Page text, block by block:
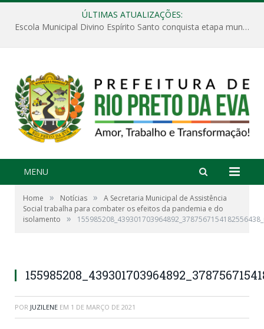
ÚLTIMAS ATUALIZAÇÕES:
Escola Municipal Divino Espírito Santo conquista etapa municipal da V Feira Amazonense de Matemática
MENU
Home » Notícias »
A Secretaria Municipal de Assistência
Social trabalha para combater os efeitos da pandemia e do
isolamento
»
POR JUZILENE EM 1 DE MARÇO DE 2021